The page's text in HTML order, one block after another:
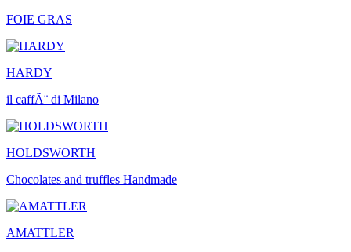
FOIE GRAS
HARDY
il caffÃ¨ di Milano
HOLDSWORTH
Chocolates and truffles Handmade
AMATTLER